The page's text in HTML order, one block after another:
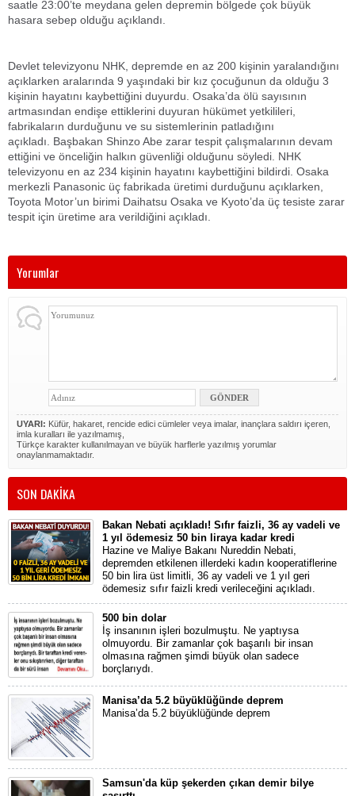
saatle 23:00’te meydana gelen depremin bölgede çok büyük
hasara sebep olduğu açıklandı.
Devlet televizyonu NHK, depremde en az 200 kişinin yaralandığını
açıklarken aralarında 9 yaşındaki bir kız çocuğunun da olduğu 3
kişinin hayatını kaybettiğini duyurdu. Osaka’da ölü sayısının
artmasından endişe ettiklerini duyuran hükümet yetkilileri,
fabrikaların durduğunu ve su sistemlerinin patladığını
açıkladı. Başbakan Shinzo Abe zarar tespit çalışmalarının devam
ettiğini ve önceliğin halkın güvenliği olduğunu söyledi. NHK
televizyonu en az 234 kişinin hayatını kaybettiğini bildirdi. Osaka
merkezli Panasonic üç fabrikada üretimi durduğunu açıklarken,
Toyota Motor’un birimi Daihatsu Osaka ve Kyoto’da üç tesiste zarar
tespit için üretime ara verildiğini açıkladı.
Yorumlar
UYARI: Küfür, hakaret, rencide edici cümleler veya imalar, inançlara saldırı içeren,
imla kuralları ile yazılmamış,
Türkçe karakter kullanılmayan ve büyük harflerle yazılmış yorumlar
onaylanmamaktadır.
SON DAKİKA
Bakan Nebati açıkladı! Sıfır faizli, 36 ay vadeli ve
1 yıl ödemesiz 50 bin liraya kadar kredi
Hazine ve Maliye Bakanı Nureddin Nebati,
depremden etkilenen illerdeki kadın kooperatiflerine
50 bin lira üst limitli, 36 ay vadeli ve 1 yıl geri
ödemesiz sıfır faizli kredi verileceğini açıkladı.
500 bin dolar
İş insanının işleri bozulmuştu. Ne yaptıysa
olmuyordu. Bir zamanlar çok başarılı bir insan
olmasına rağmen şimdi büyük olan sadece
borçlarıydı.
Manisa’da 5.2 büyüklüğünde deprem
Manisa’da 5.2 büyüklüğünde deprem
Samsun'da küp şekerden çıkan demir bilye